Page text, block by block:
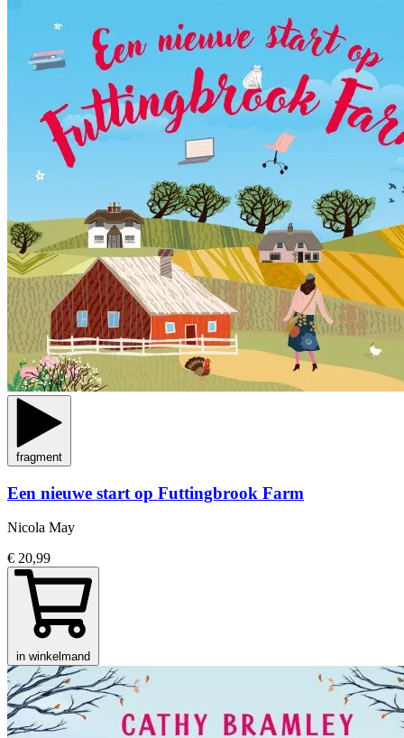
fragment
Een nieuwe start op Futtingbrook Farm
Nicola May
€ 20,99
in winkelmand